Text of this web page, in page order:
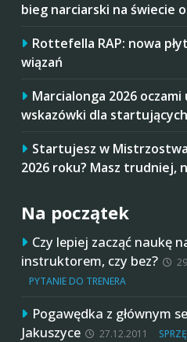
bieg narciarski na świecie
Rottefella RAP: nowa
wiązań
Marcialonga 2026
wskazówki dla startujących
Startujesz w
2026 roku? Masz trudniej,
Na początek
Czy lepiej zacząć naukę
instruktorem, czy bez?
PYTANIE DO TRENERA
Pogawędka z głównym
Jakuszyce
27.12.2011